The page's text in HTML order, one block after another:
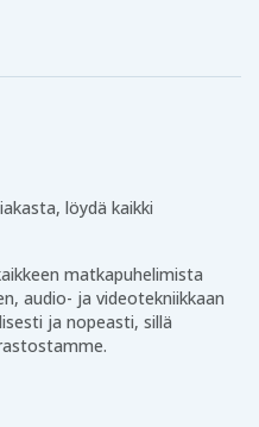
löydä kaikki
matkapuhelimista
audio- ja videotekniikkaan
ja nopeasti, sillä